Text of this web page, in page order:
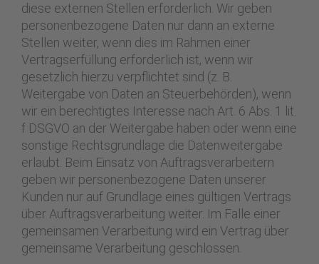
diese externen Stellen erforderlich. Wir geben
personenbezogene Daten nur dann an externe
Stellen weiter, wenn dies im Rahmen einer
Vertragserfüllung erforderlich ist, wenn wir
gesetzlich hierzu verpflichtet sind (z. B.
Weitergabe von Daten an Steuerbehörden), wenn
wir ein berechtigtes Interesse nach Art. 6 Abs. 1 lit.
f DSGVO an der Weitergabe haben oder wenn eine
sonstige Rechtsgrundlage die Datenweitergabe
erlaubt. Beim Einsatz von Auftragsverarbeitern
geben wir personenbezogene Daten unserer
Kunden nur auf Grundlage eines gültigen Vertrags
über Auftragsverarbeitung weiter. Im Falle einer
gemeinsamen Verarbeitung wird ein Vertrag über
gemeinsame Verarbeitung geschlossen.